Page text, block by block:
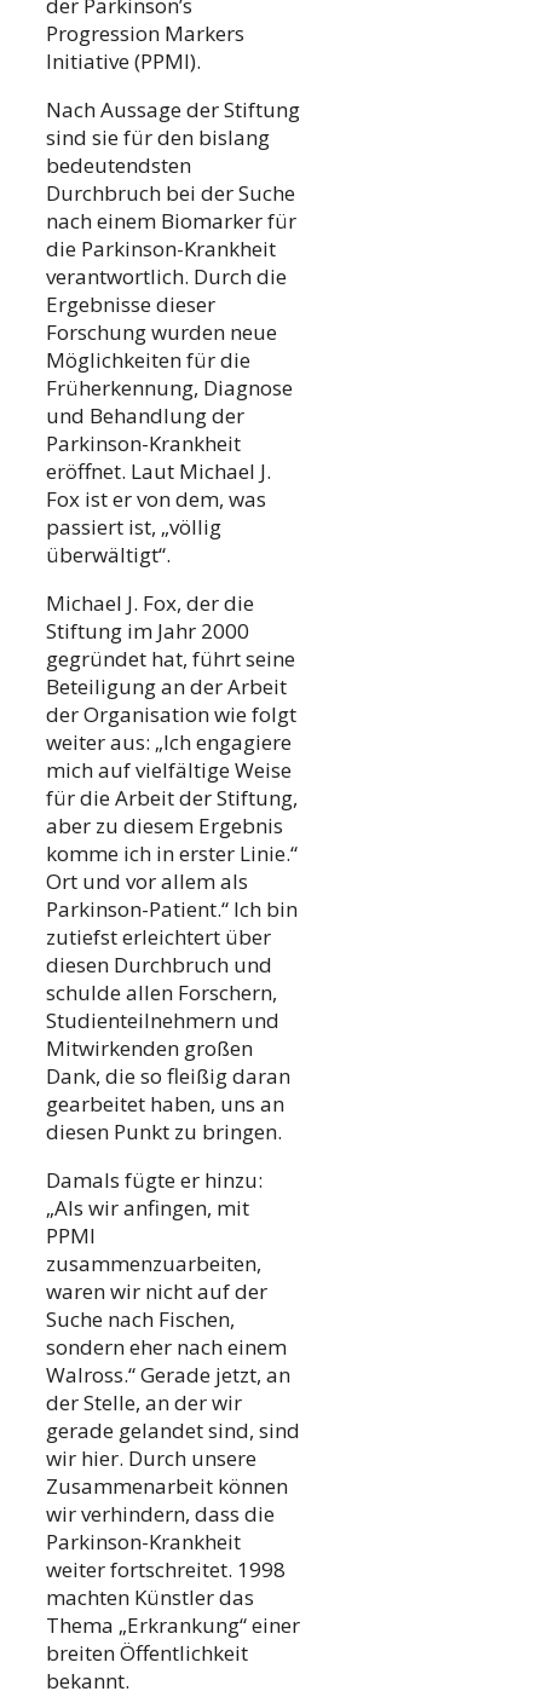
der Parkinson’s
Progression Markers
Initiative (PPMI).
Nach Aussage der Stiftung
sind sie für den bislang
bedeutendsten
Durchbruch bei der Suche
nach einem Biomarker für
die Parkinson-Krankheit
verantwortlich. Durch die
Ergebnisse dieser
Forschung wurden neue
Möglichkeiten für die
Früherkennung, Diagnose
und Behandlung der
Parkinson-Krankheit
eröffnet. Laut Michael J.
Fox ist er von dem, was
passiert ist, „völlig
überwältigt“.
Michael J. Fox, der die
Stiftung im Jahr 2000
gegründet hat, führt seine
Beteiligung an der Arbeit
der Organisation wie folgt
weiter aus: „Ich engagiere
mich auf vielfältige Weise
für die Arbeit der Stiftung,
aber zu diesem Ergebnis
komme ich in erster Linie.“
Ort und vor allem als
Parkinson-Patient.“ Ich bin
zutiefst erleichtert über
diesen Durchbruch und
schulde allen Forschern,
Studienteilnehmern und
Mitwirkenden großen
Dank, die so fleißig daran
gearbeitet haben, uns an
diesen Punkt zu bringen.
Damals fügte er hinzu:
„Als wir anfingen, mit
PPMI
zusammenzuarbeiten,
waren wir nicht auf der
Suche nach Fischen,
sondern eher nach einem
Walross.“ Gerade jetzt, an
der Stelle, an der wir
gerade gelandet sind, sind
wir hier. Durch unsere
Zusammenarbeit können
wir verhindern, dass die
Parkinson-Krankheit
weiter fortschreitet. 1998
machten Künstler das
Thema „Erkrankung“ einer
breiten Öffentlichkeit
bekannt.